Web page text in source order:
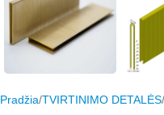
Pradžia TVIRTINIMO DETALĖS